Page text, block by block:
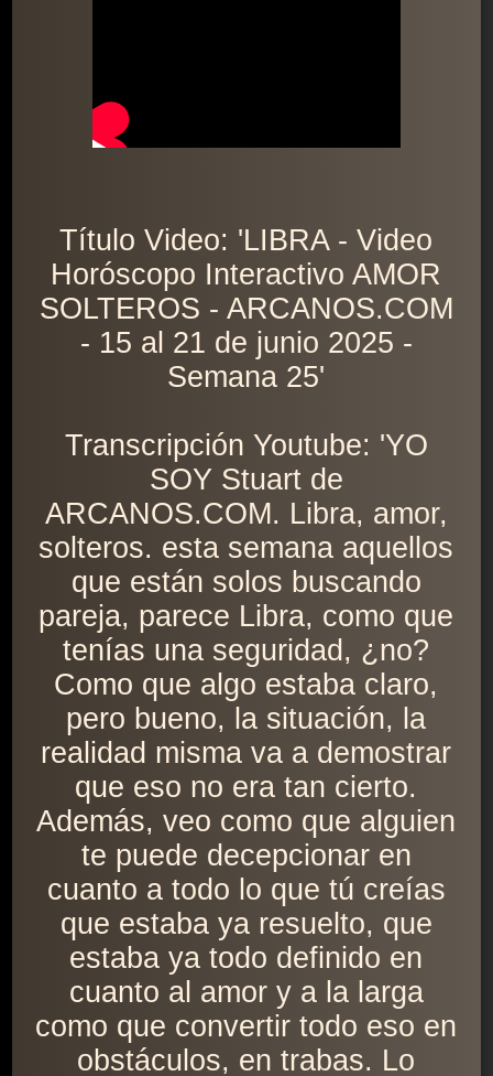
Título Video: 'LIBRA - Video
Horóscopo Interactivo AMOR
SOLTEROS - ARCANOS.COM
- 15 al 21 de junio 2025 -
Semana 25'
Transcripción Youtube: 'YO
SOY Stuart de
ARCANOS.COM. Libra, amor,
solteros. esta semana aquellos
que están solos buscando
pareja, parece Libra, como que
tenías una seguridad, ¿no?
Como que algo estaba claro,
pero bueno, la situación, la
realidad misma va a demostrar
que eso no era tan cierto.
Además, veo como que alguien
te puede decepcionar en
cuanto a todo lo que tú creías
que estaba ya resuelto, que
estaba ya todo definido en
cuanto al amor y a la larga
como que convertir todo eso en
obstáculos, en trabas. Lo